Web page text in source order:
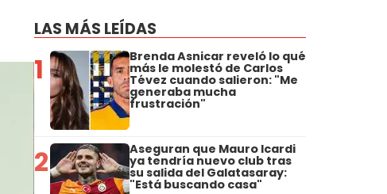
LAS MÁS LEÍDAS
1 Brenda Asnicar reveló lo qué
más le molestó de Carlos
Tévez cuando salieron: "Me
generaba mucha
frustración"
2 Aseguran que Mauro Icardi
ya tendría nuevo club tras
su salida del Galatasaray:
"Está buscando casa"